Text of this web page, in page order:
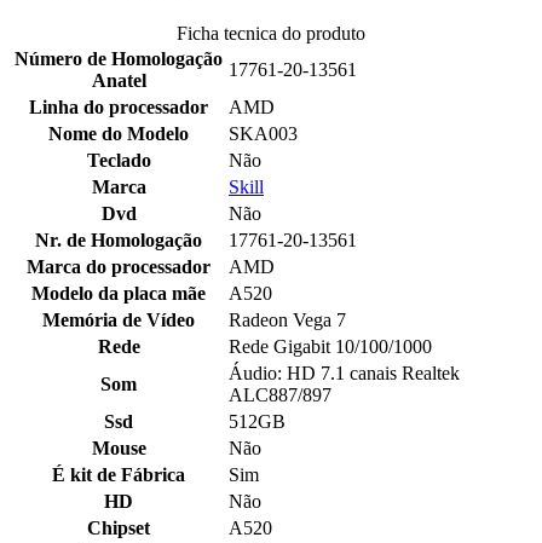
Ficha tecnica do produto
Número de Homologação
Anatel
17761-20-13561
Linha do processador
AMD
Nome do Modelo
SKA003
Teclado
Não
Marca
Skill
Dvd
Não
Nr. de Homologação
17761-20-13561
Marca do processador
AMD
Modelo da placa mãe
A520
Memória de Vídeo
Radeon Vega 7
Rede
Rede Gigabit 10/100/1000
Som
Áudio: HD 7.1 canais Realtek
ALC887/897
Ssd
512GB
Mouse
Não
É kit de Fábrica
Sim
HD
Não
Chipset
A520